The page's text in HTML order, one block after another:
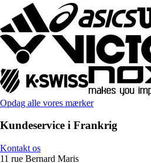
Opdag alle vores mærker
Kundeservice i Frankrig
Kontakt os
11 rue Bernard Maris